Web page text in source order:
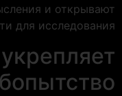
и открывают
для исследования.